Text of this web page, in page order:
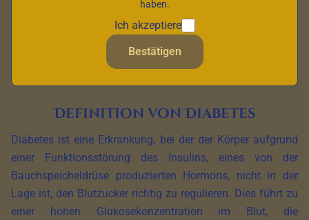
Detail die Bedeutung von Diabetes, seine Definition, seine
Symptome und die verschiedenen existierenden
Definition von Diabetes
Diabetes ist eine Erkrankung, bei der der Körper aufgrund
einer Funktionsstörung des Insulins, eines von der
Bauchspeicheldrüse produzierten Hormons, nicht in der
Lage ist, den Blutzucker richtig zu regulieren. Dies führt zu
einer hohen Glukosekonzentration im Blut, die
haben.
Ich akzeptiere
Bestätigen